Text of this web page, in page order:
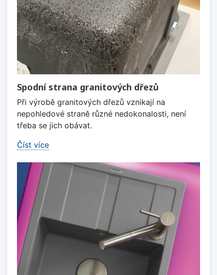
Spodní strana granitových dřezů
Při výrobě granitových dřezů vznikají na
nepohledové straně různé nedokonalosti, není
třeba se jich obávat.
Číst více